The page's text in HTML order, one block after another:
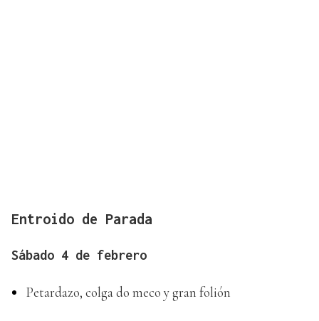
Entroido de Parada
Sábado 4 de febrero
Petardazo, colga do meco y gran folión